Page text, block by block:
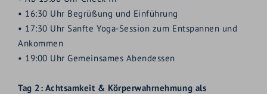
• 16:30 Uhr Begrüßung und Einführung
• 17:30 Uhr Sanfte Yoga-Session zum Entspannen und
Ankommen
• 19:00 Uhr Gemeinsames Abendessen
Tag 2: Achtsamkeit & Körperwahrnehmung als